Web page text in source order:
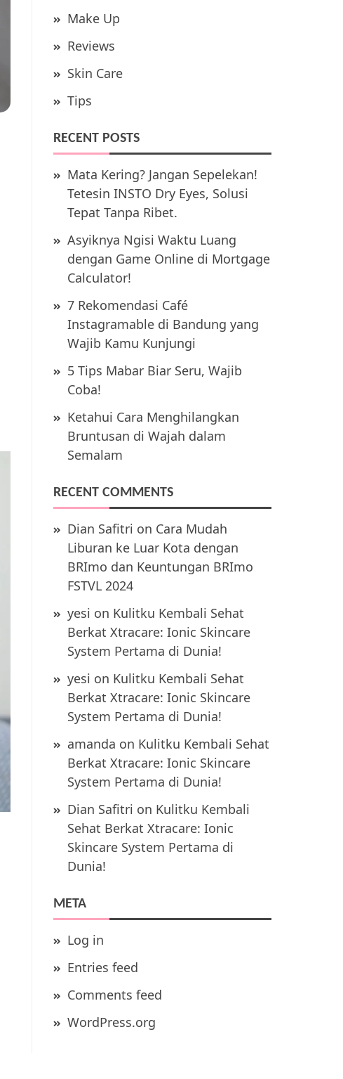
Make Up
Reviews
Skin Care
Tips
RECENT POSTS
Mata Kering? Jangan Sepelekan!
Tetesin INSTO Dry Eyes, Solusi
Tepat Tanpa Ribet.
Asyiknya Ngisi Waktu Luang
dengan Game Online di Mortgage
Calculator!
7 Rekomendasi Café
Instagramable di Bandung yang
Wajib Kamu Kunjungi
5 Tips Mabar Biar Seru, Wajib
Coba!
Ketahui Cara Menghilangkan
Bruntusan di Wajah dalam
Semalam
RECENT COMMENTS
Dian Safitri on Cara Mudah
Liburan ke Luar Kota dengan
BRImo dan Keuntungan BRImo
FSTVL 2024
yesi on Kulitku Kembali Sehat
Berkat Xtracare: Ionic Skincare
System Pertama di Dunia!
yesi on Kulitku Kembali Sehat
Berkat Xtracare: Ionic Skincare
System Pertama di Dunia!
amanda on Kulitku Kembali Sehat
Berkat Xtracare: Ionic Skincare
System Pertama di Dunia!
Dian Safitri on Kulitku Kembali
Sehat Berkat Xtracare: Ionic
Skincare System Pertama di
Dunia!
META
Log in
Entries feed
Comments feed
WordPress.org